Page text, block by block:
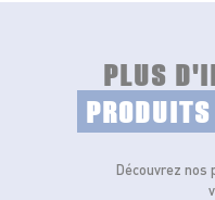
PLUS
PRODUITS
Découvrez nos